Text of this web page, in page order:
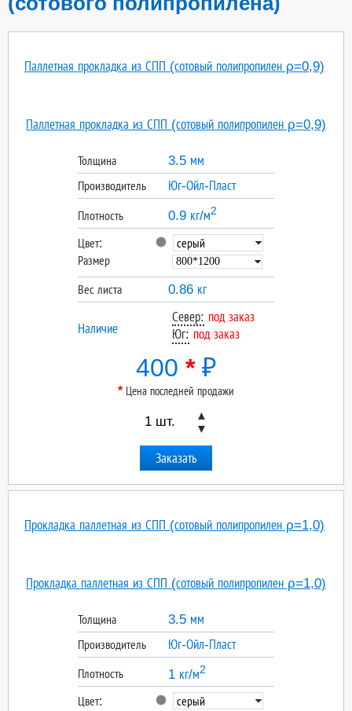
Паллетная прокладка из СПП (сотовый полипропилен ρ=0,9)
Паллетная прокладка из СПП (сотовый полипропилен ρ=0,9)
Толщина 3.5 мм
Производитель Юг-Ойл-Пласт
Плотность 0.9 кг/м2
Цвет:
Размер
Вес листа 0.86 кг
Наличие
Север: под заказ
Юг: под заказ
400 *₽
* Цена последней продажи
▲
▼
Прокладка паллетная из СПП (сотовый полипропилен ρ=1,0)
Прокладка паллетная из СПП (сотовый полипропилен ρ=1,0)
Толщина 3.5 мм
Производитель Юг-Ойл-Пласт
Плотность 1 кг/м2
Цвет: